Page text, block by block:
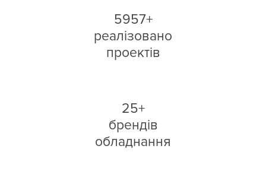
5957+
реалізовано
проектів
25+
брендів
обладнання